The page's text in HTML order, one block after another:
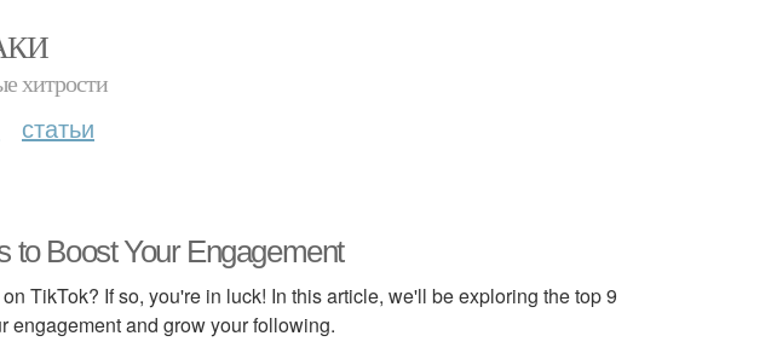
хитрости
статьи
to Boost Your Engagement
TikTok? If so, you're in luck! In this article, we'll be exploring the top 9
engagement and grow your following.